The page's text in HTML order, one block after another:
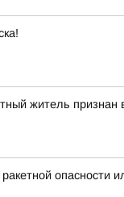
житель
опасности